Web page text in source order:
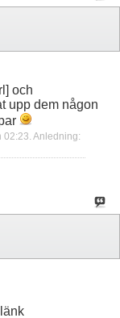
och
upp dem någon
02:23 Anledning: